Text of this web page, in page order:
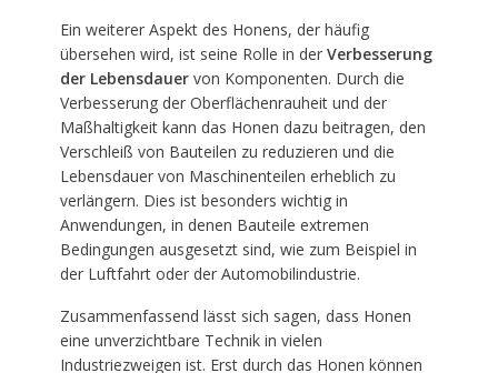
Ein weiterer Aspekt des Honens, der häufig
übersehen wird, ist seine Rolle in der Verbesserung
der Lebensdauervon Komponenten. Durch die
Verbesserung der Oberflächenrauheit und der
Maßhaltigkeit kann das Honen dazu beitragen, den
Verschleiß von Bauteilen zu reduzieren und die
Lebensdauer von Maschinenteilen erheblich zu
verlängern. Dies ist besonders wichtig in
Anwendungen, in denen Bauteile extremen
Bedingungen ausgesetzt sind, wie zum Beispiel in
der Luftfahrt oder der Automobilindustrie.
Zusammenfassend lässt sich sagen, dass Honen
eine unverzichtbare Technik in vielen
Industriezweigen ist. Erst durch das Honen können